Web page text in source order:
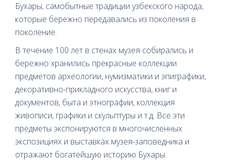
Бухары, самобытные традиции узбекского народа,
которые бережно передавались из поколения в
поколение.
В течение 100 лет в стенах музея собирались и
бережно хранились прекрасные коллекции
предметов археологии, нумизматики и эпиграфики,
декоративно-прикладного искусства, книг и
документов, быта и этнографии, коллекция
живописи, графики и скульптуры и т.д. Все эти
предметы экспонируются в многочисленных
экспозициях и выставках музея-заповедника и
отражают богатейшую историю Бухары.